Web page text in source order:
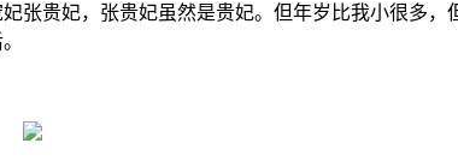
贵妃，张贵妃虽然是贵妃。但年岁比我小很多